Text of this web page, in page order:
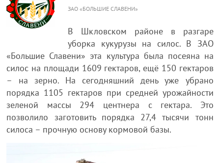
ЗАО «БОЛЬШИЕ СЛАВЕНИ»
В Шкловском районе в разгаре
уборка кукурузы на силос. В ЗАО
«Большие Славени» эта культура была посеяна на
силос на площади 1609 гектаров, ещё 150 гектаров
– на зерно. На сегодняшний день уже убрано
порядка 1105 гектаров при средней урожайности
зеленой массы 294 центнера с гектара. Это
позволило заготовить порядка 27,4 тысячи тонн
силоса – прочную основу кормовой базы.